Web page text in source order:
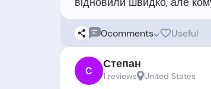
0comments Useful
С Степан
1 reviews United States